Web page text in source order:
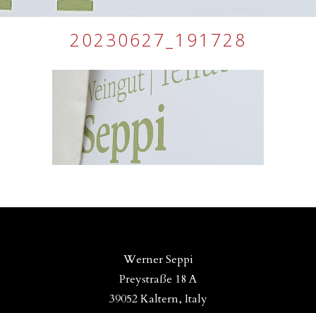
20230627_191728
Werner Seppi
Preystraße 18 A
39052 Kaltern, Italy